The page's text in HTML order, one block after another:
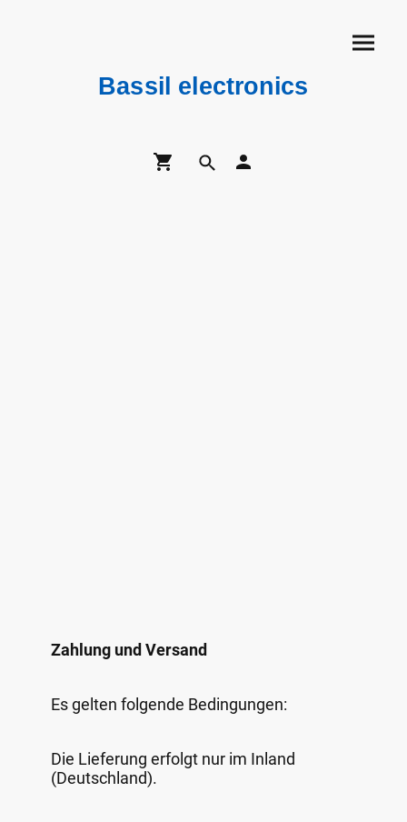
Bassil electronics
Zahlung und Versand
Es gelten folgende Bedingungen:
Die Lieferung erfolgt nur im Inland
(Deutschland).